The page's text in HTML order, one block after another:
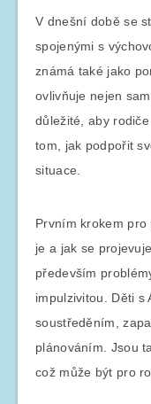
V dnešní době se
spojenými s
známá také jako
ovlivňuje nejen
důležité, aby
tom, jak podpořit
situace.
Prvním krokem
je a jak se
především
impulzivitou. Děti s
soustředěním,
plánováním. Jsou
což může být pro